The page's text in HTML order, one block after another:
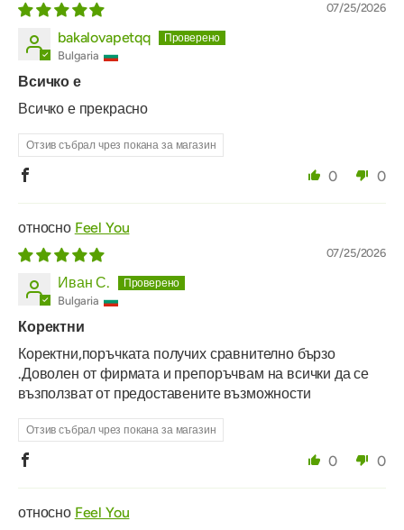
07/25/2026
bakalovapetqq
Bulgaria
Всичко е
Всичко е прекрасно
Отзив събрал чрез покана за магазин
0 0
Feel You
07/25/2026
Иван С.
Bulgaria
Коректни
Коректни,поръчката получих сравнително бързо
.Доволен от фирмата и препоръчвам на всички да се
възползват от предоставените възможности
Отзив събрал чрез покана за магазин
0 0
Feel You